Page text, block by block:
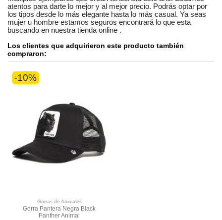
atentos para darte lo mejor y al mejor precio. Podrás optar por
los tipos desde lo más elegante hasta lo más casual. Ya seas
mujer u hombre estamos seguros encontrará lo que esta
buscando en nuestra tienda online .
Los clientes que adquirieron este producto también
compraron:
-10%
Gorras de Animales
Gorra Pantera Negra Black
Panther Animal